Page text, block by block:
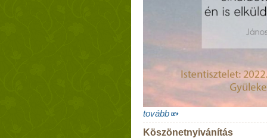
tovább
Köszönetnyivánítás